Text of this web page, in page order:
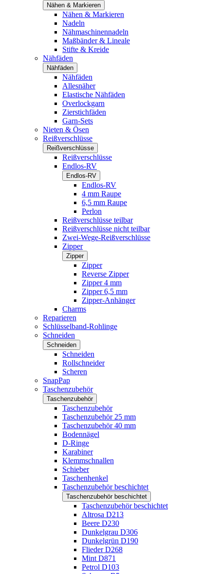
Nähen & Markieren
Nähen & Markieren
Nadeln
Nähmaschinennadeln
Maßbänder & Lineale
Stifte & Kreide
Nähfäden
Nähfäden
Nähfäden
Allesnäher
Elastische Nähfäden
Overlockgarn
Zierstichfäden
Garn-Sets
Nieten & Ösen
Reißverschlüsse
Reißverschlüsse
Reißverschlüsse
Endlos-RV
Endlos-RV
Endlos-RV
4 mm Raupe
6,5 mm Raupe
Perlon
Reißverschlüsse teilbar
Reißverschlüsse nicht teilbar
Zwei-Wege-Reißverschlüsse
Zipper
Zipper
Zipper
Reverse Zipper
Zipper 4 mm
Zipper 6,5 mm
Zipper-Anhänger
Charms
Reparieren
Schlüsselband-Rohlinge
Schneiden
Schneiden
Schneiden
Rollschneider
Scheren
SnapPap
Taschenzubehör
Taschenzubehör
Taschenzubehör
Taschenzubehör 25 mm
Taschenzubehör 40 mm
Bodennägel
D-Ringe
Karabiner
Klemmschnallen
Schieber
Taschenhenkel
Taschenzubehör beschichtet
Taschenzubehör beschichtet
Taschenzubehör beschichtet
Altrosa D213
Beere D230
Dunkelgrau D306
Dunkelgrün D190
Flieder D268
Mint D871
Petrol D103